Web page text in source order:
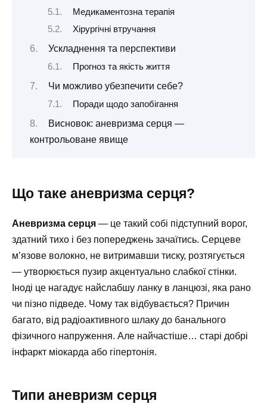
Медикаментозна терапія
Хірургічні втручання
Ускладнення та перспективи
Прогноз та якість життя
Чи можливо убезпечити себе?
Поради щодо запобігання
Висновок: аневризма серця —
контрольоване явище
Що таке аневризма серця?
Аневризма серця — це такий собі підступний ворог,
здатний тихо і без попереджень зачаїтись. Серцеве
м’язове волокно, не витримавши тиску, розтягується
— утворюється пузир акцентуально слабкої стінки.
Іноді це нагадує найслабшу ланку в ланцюзі, яка рано
чи пізно підведе. Чому так відбувається? Причин
багато, від радіоактивного шлаку до банального
фізичного напруження. Але найчастіше… старі добрі
інфаркт міокарда або гіпертонія.
Типи аневризм серця